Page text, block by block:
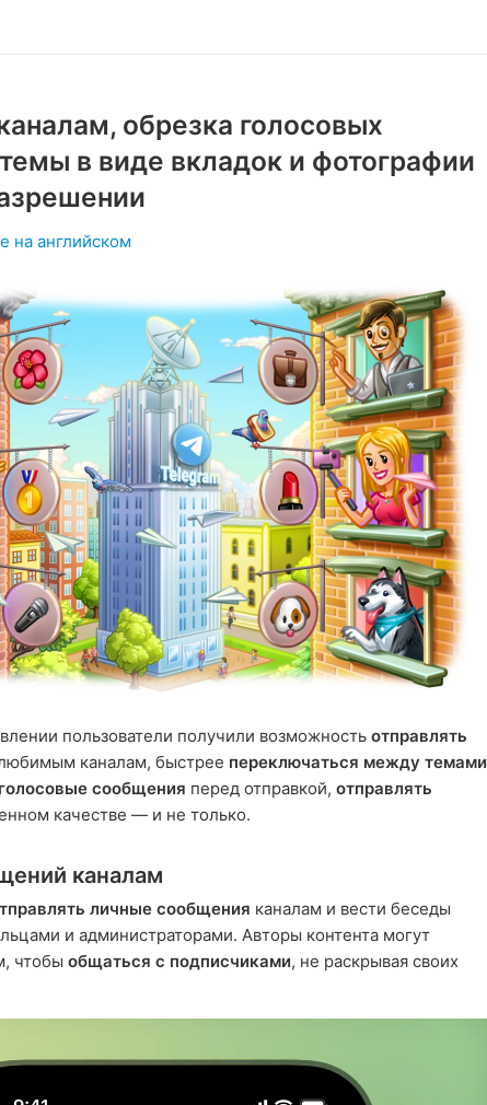
обрезка голосовых
в виде вкладок и фотографии
на английском
пользователи получили возможность отправлять
каналам, быстрее переключаться между темами
сообщения перед отправкой, отправлять
качестве — и не только.
каналам
личные сообщения каналам и вести беседы
и администраторами. Авторы контента могут
чтобы общаться с подписчиками, не раскрывая своих